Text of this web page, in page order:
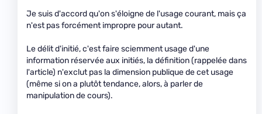
Je suis d'accord qu'on s'éloigne de l'usage courant, mais ça
n'est pas forcément impropre pour autant.
Le délit d'initié, c'est faire sciemment usage d'une
information réservée aux initiés, la définition (rappelée dans
l'article) n'exclut pas la dimension publique de cet usage
(même si on a plutôt tendance, alors, à parler de
manipulation de cours).